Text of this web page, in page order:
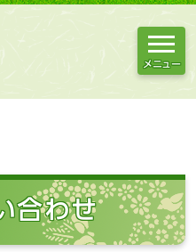
メニュー
合わせ